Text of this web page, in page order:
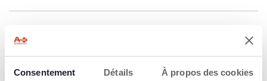
Consentement Détails À propos des cookies
CARACTÉRISTIQUES DU PRODUIT